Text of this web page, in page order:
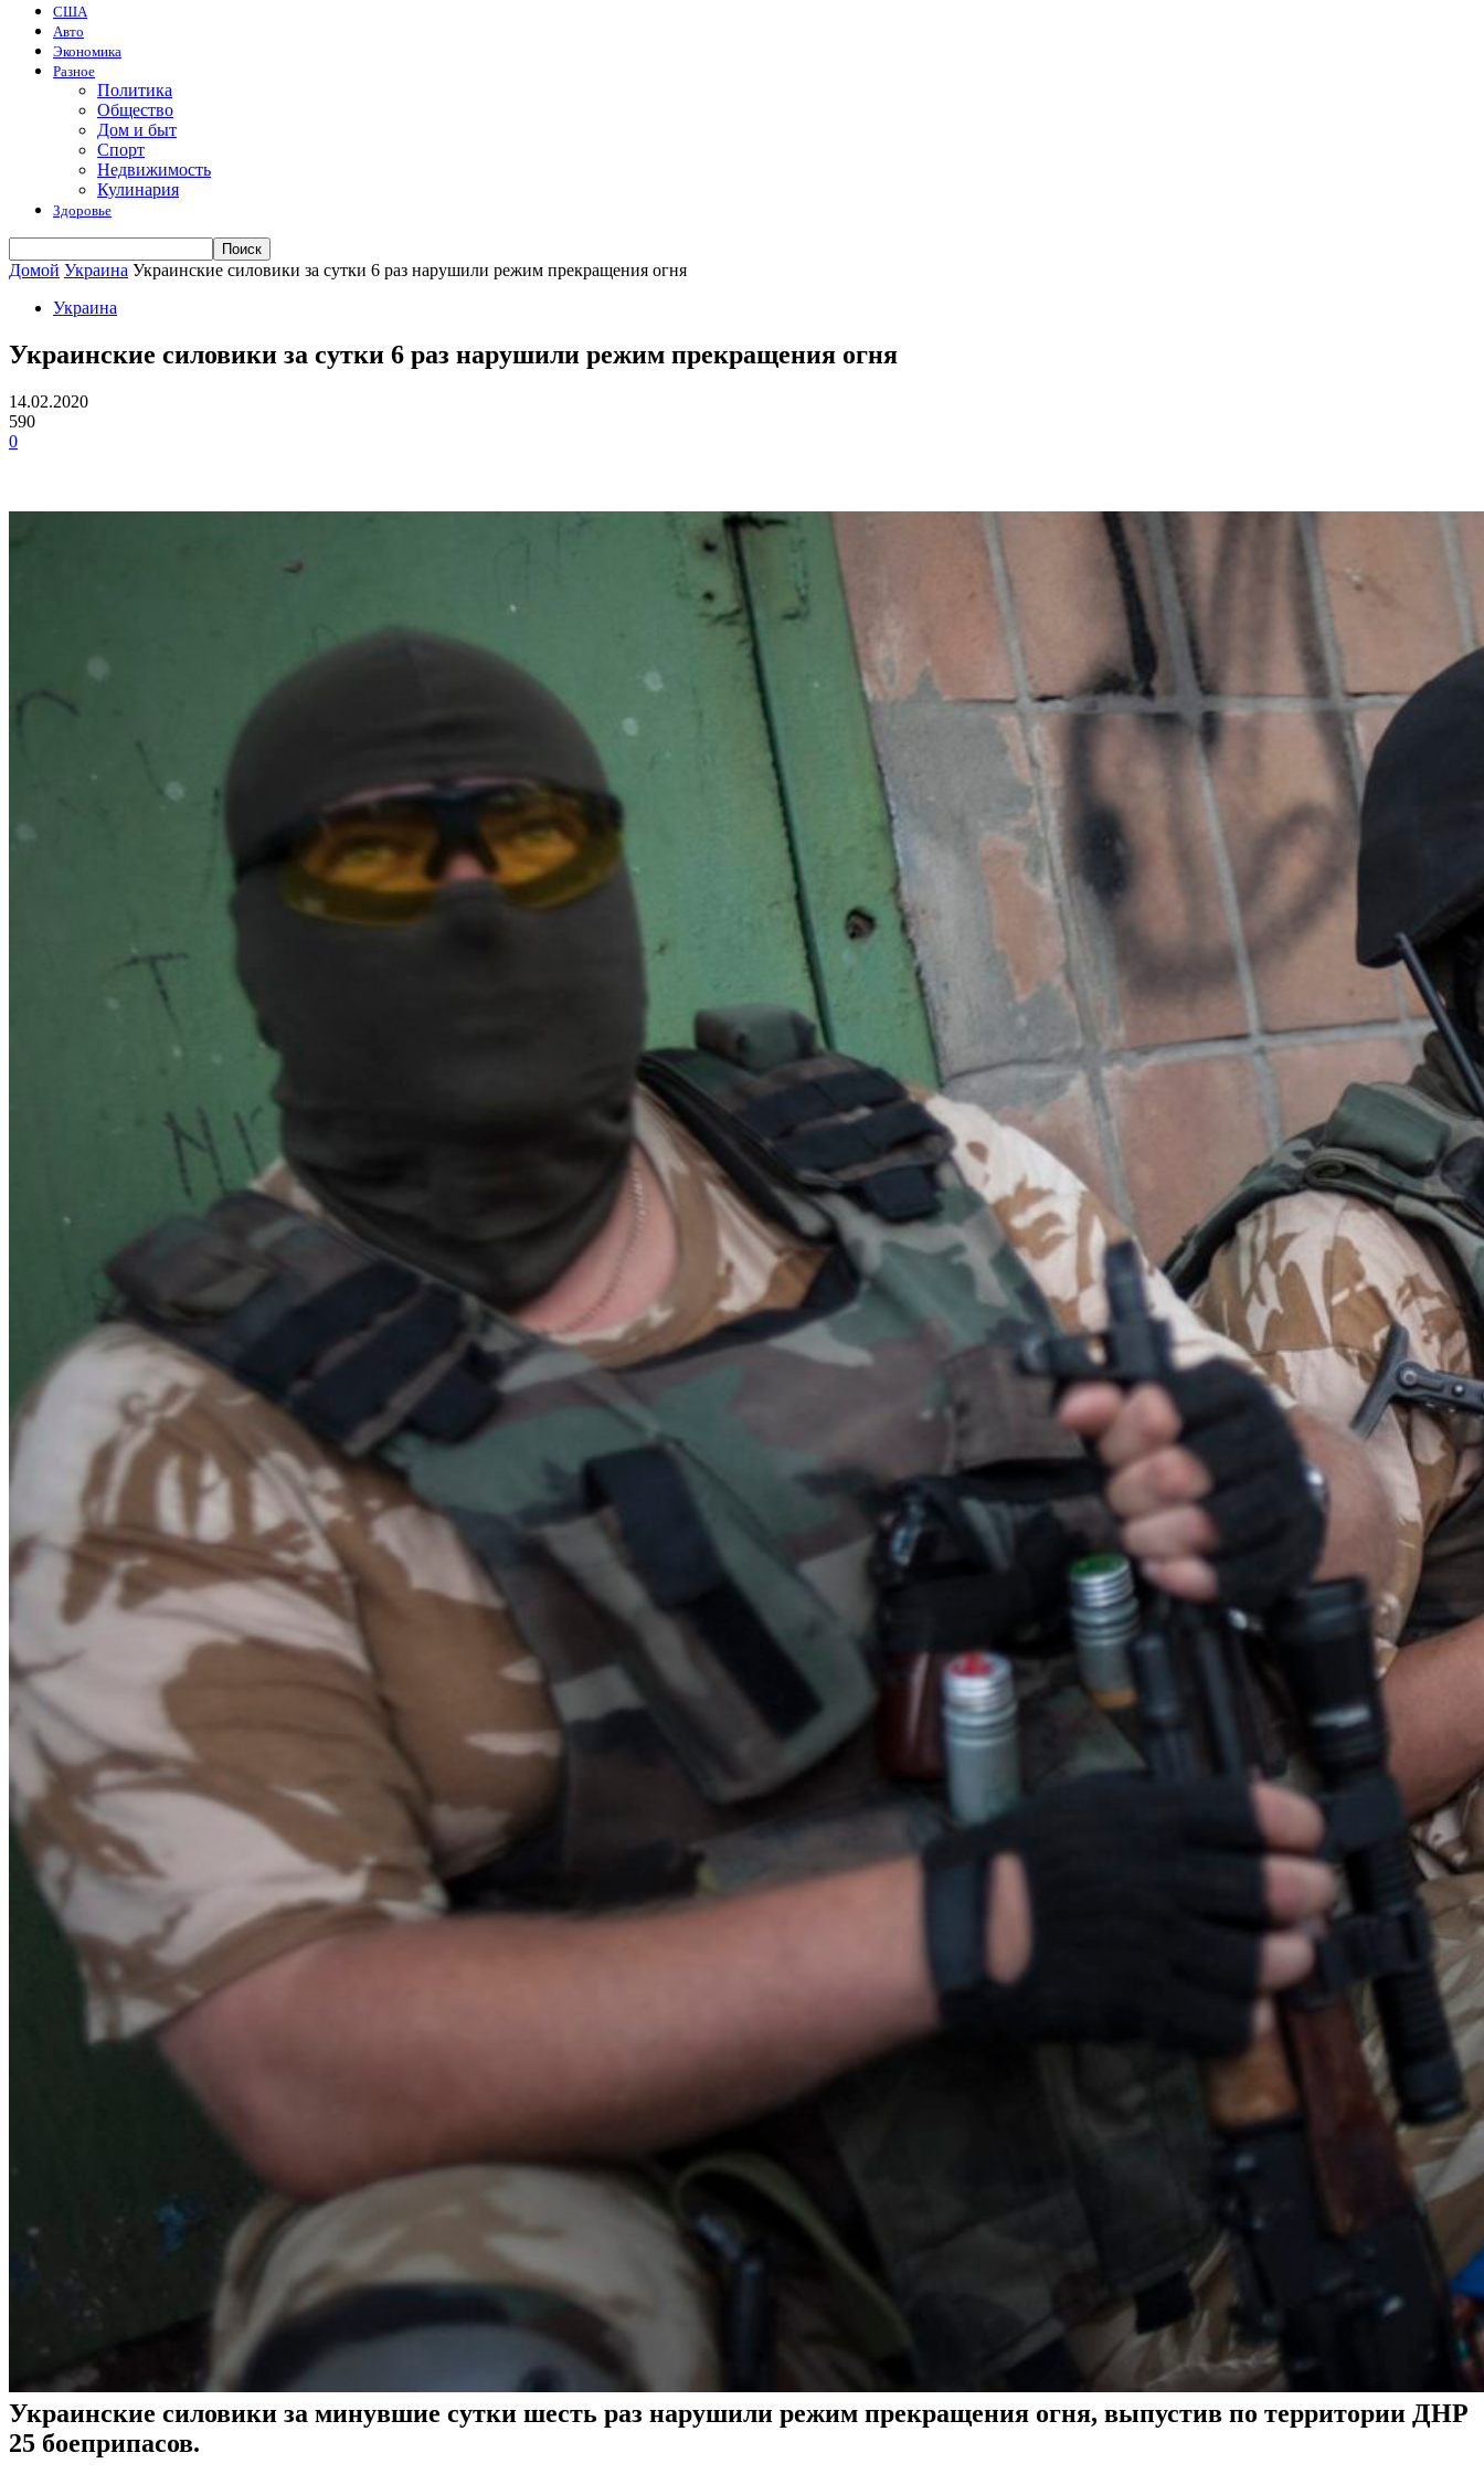
США
Авто
Экономика
Разное
Политика
Общество
Дом и быт
Спорт
Недвижимость
Кулинария
Здоровье
Домой Украина Украинские силовики за сутки 6 раз нарушили режим прекращения огня
Украина
Украинские силовики за сутки 6 раз нарушили режим прекращения огня
14.02.2020
590
0
Украинские силовики за минувшие сутки шесть раз нарушили режим прекращения огня, выпустив по территории ДНР
25 боеприпасов.